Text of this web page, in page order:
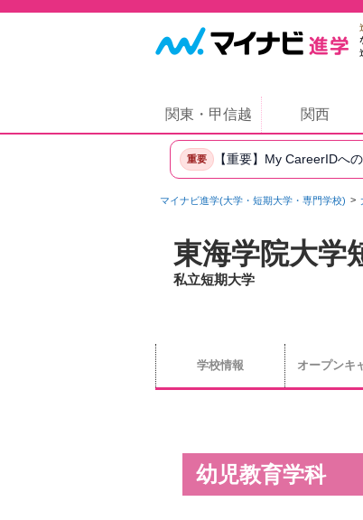
関東・甲信越 関西
重要 【重要】My CareerIDへ
マイナビ進学(大学・短期大学・専門学校)
東海学院大学
私立短期大学
学校情報 オープンキ
幼児教育学科